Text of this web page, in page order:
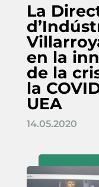
La
en la
de la
la
UEA
14.05.2020